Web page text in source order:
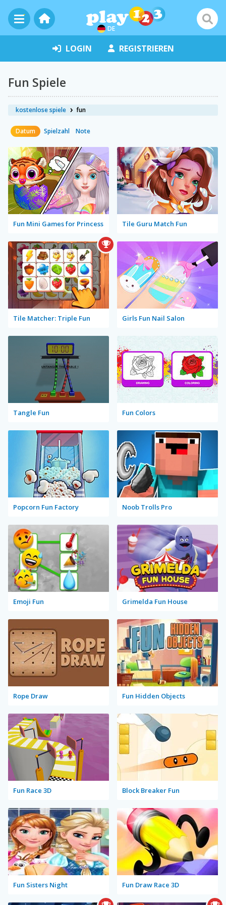
DE
LOGIN REGISTRIEREN
Fun Spiele
kostenlose spiele fun
Datum Spielzahl Note
Fun Mini Games for Princess Tile Guru Match Fun
Tile Matcher: Triple Fun Girls Fun Nail Salon
Tangle Fun Fun Colors
Popcorn Fun Factory Noob Trolls Pro
Emoji Fun Grimelda Fun House
Rope Draw Fun Hidden Objects
Fun Race 3D Block Breaker Fun
Fun Sisters Night Fun Draw Race 3D